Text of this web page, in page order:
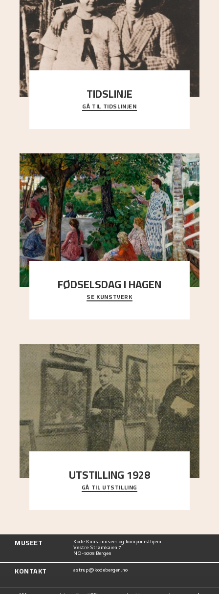
TIDSLINJE
Bli kjent med Nikolai Astrups liv, kunstnerskap og
ettermæle i en interaktiv presentasjon.
GÅ TIL TIDSLINJEN
FØDSELSDAG I HAGEN
En gruppe mennesker er samlet under de store
trekronene i prestegårdshagen...
SE KUNSTVERK
UTSTILLING 1928
Då Astrup døydde i 1928, tok vennene Moritz
Kaland og Simon Thorbjørnsen initiativ til å
GÅ TIL UTSTILLING
MUSEET Kode Kunstmuseer og komponisthjem
Vestre Strømkaien 7
NO-5008 Bergen
KONTAKT astrup@kodebergen.no